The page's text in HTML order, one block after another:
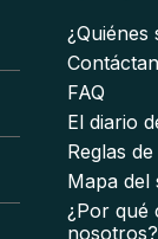
¿Quiénes
FAQ
El diario
Reglas
Mapa del
¿Por qué
nosotros?